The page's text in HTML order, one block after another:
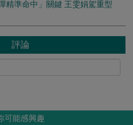
精準命中」關鍵 王雯娟駕重型
評論
可能感興趣